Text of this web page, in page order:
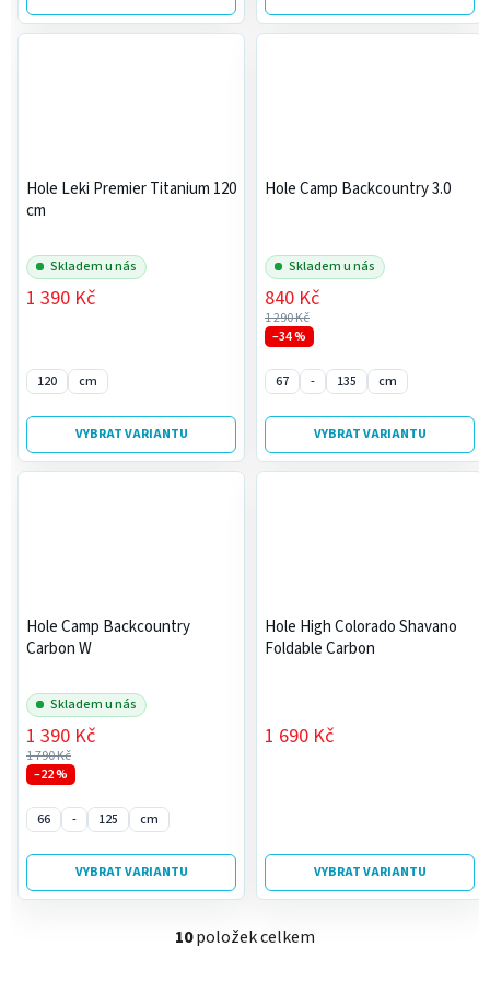
Hole Leki Premier Titanium 120
cm
Skladem u nás
1 390 Kč
VYBRAT VARIANTU
120 cm
Hole Camp Backcountry 3.0
Skladem u nás
1 290 Kč
840 Kč
–34 %
VYBRAT VARIANTU
67 - 135 cm
Hole Camp Backcountry
Carbon W
Skladem u nás
1 790 Kč
1 390 Kč
–22 %
VYBRAT VARIANTU
66 - 125 cm
Hole High Colorado Shavano
Foldable Carbon
1 690 Kč
VYBRAT VARIANTU
O
10položek celkem